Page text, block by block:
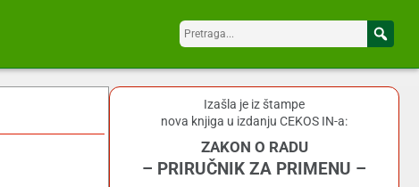
Izašla je iz štampe
nova knjiga u izdanju CEKOS IN-a:
ZAKON O RADU
– PRIRUČNIK ZA PRIMENU –